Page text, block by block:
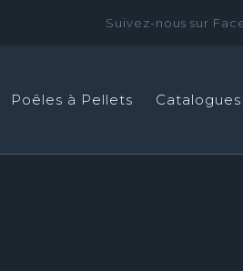
Suivez-nous sur
Poêles à Pellets Catalogues